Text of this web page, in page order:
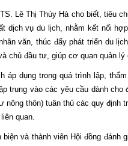
Lê Thị Thúy Hà cho biết, tiêu
dịch vụ du lịch, nhằm kết nối
văn, thúc đẩy phát triển du
chủ đầu tư, giúp cơ quan quản
áp dụng trong quá trình lập,
trung vào các yêu cầu dành
nông thôn) tuân thủ các quy định
quan.
biện và thành viên Hội đồng